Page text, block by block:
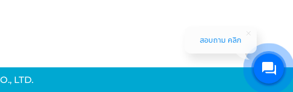
LTD.
สอบถาม คลิก